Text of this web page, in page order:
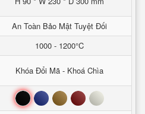
An Toàn Bảo Mật Tuyệt Đối
1000 - 1200°C
Khóa Đổi Mã - Khoá Chìa
Đen Xanh Nâu Đỏ Trắng